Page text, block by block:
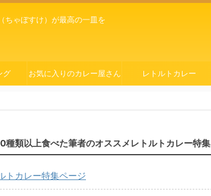
ちゃぼすけ）が最高の一皿を
グ お気に入りのカレー屋さん レトルトカレー
種類以上食べた筆者のオススメレトルトカレー特集
トカレー特集ページ